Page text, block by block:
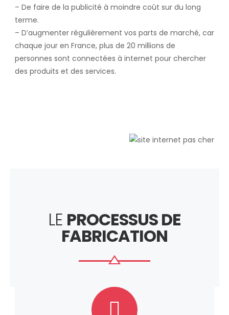
– De faire de la publicité à moindre coût sur du long
terme.
– D’augmenter régulièrement vos parts de marché, car
chaque jour en France, plus de 20 millions de
personnes sont connectées à internet pour chercher
des produits et des services.
LE PROCESSUS DE
FABRICATION